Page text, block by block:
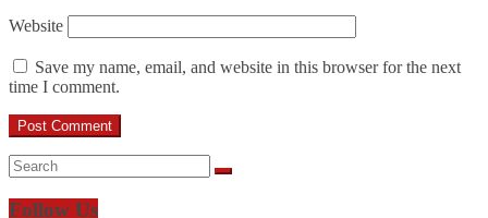
Website
Save my name, email, and website in this browser for the next
time I comment.
Follow Us